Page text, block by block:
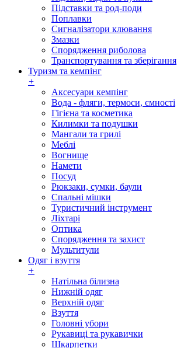
Підставки та род-поди
Поплавки
Сигналізатори клювання
Змазки
Спорядження риболова
Транспортування та зберігання
Туризм та кемпінг
+
Аксесуари кемпінг
Вода - фляги, термоси, ємності
Гігієна та косметика
Килимки та подушки
Мангали та грилі
Меблі
Вогнище
Намети
Посуд
Рюкзаки, сумки, баули
Спальні мішки
Туристичний інструмент
Ліхтарі
Оптика
Спорядження та захист
Мультитули
Одяг і взуття
+
Натільна білизна
Нижній одяг
Верхній одяг
Взуття
Головні убори
Рукавиці та рукавички
Шкарпетки